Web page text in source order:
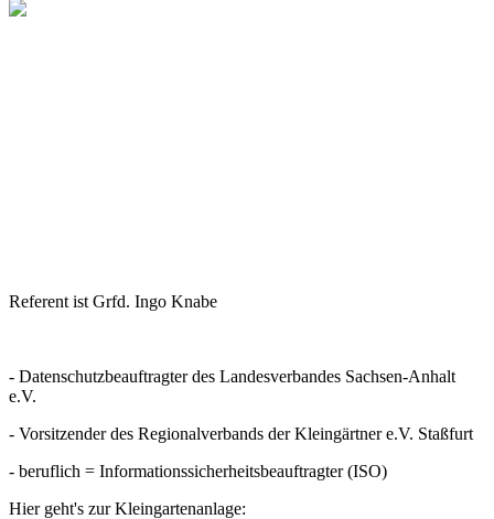
Referent ist Grfd. Ingo Knabe
- Datenschutzbeauftragter des Landesverbandes Sachsen-Anhalt
e.V.
- Vorsitzender des Regionalverbands der Kleingärtner e.V. Staßfurt
- beruflich = Informationssicherheitsbeauftragter (ISO)
Hier geht's zur Kleingartenanlage: